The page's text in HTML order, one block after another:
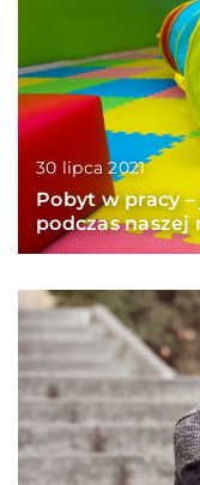
30 lipca 2021
Pobyt w pracy
podczas naszej